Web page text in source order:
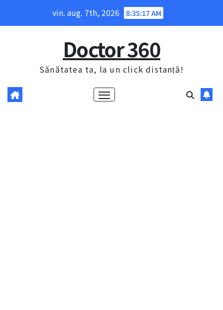
vin. aug. 7th, 2026 8:35:18 AM
Doctor 360
Sănătatea ta, la un click distanță!